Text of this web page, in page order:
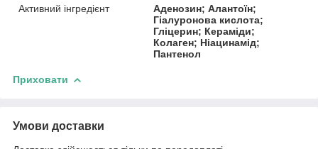
Активний інгредієнт
Аденозин; Алантоїн;
Гіалуронова кислота;
Гліцерин; Кераміди;
Колаген; Ніацинамід;
Пантенол
Приховати
Умови доставки